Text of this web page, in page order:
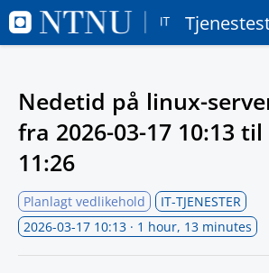
Nedetid på linux-
fra 2026-03-17 10:13 til
11:26
Planlagt vedlikehold
IT-TJENESTER
2026-03-17 10:13 · 1 hour, 13 minutes